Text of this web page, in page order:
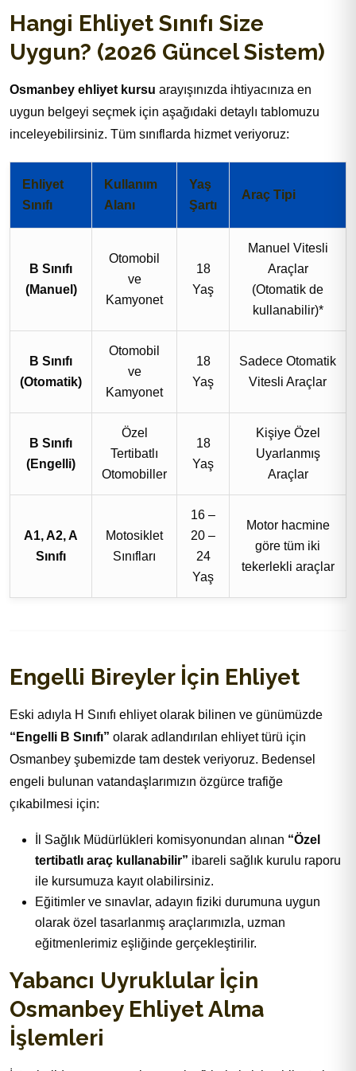
Hangi Ehliyet Sınıfı Size
Uygun? (2026 Güncel Sistem)
Osmanbey ehliyet kursu arayışınızda ihtiyacınıza en
uygun belgeyi seçmek için aşağıdaki detaylı tablomuzu
inceleyebilirsiniz. Tüm sınıflarda hizmet veriyoruz:
Ehliyet
Sınıfı
Kullanım
Alanı
Yaş
Şartı
Araç Tipi
B Sınıfı
(Manuel)
Otomobil
ve
Kamyonet
18
Yaş
Manuel Vitesli
Araçlar
(Otomatik de
kullanabilir)*
B Sınıfı
(Otomatik)
Otomobil
ve
Kamyonet
18
Yaş
Sadece Otomatik
Vitesli Araçlar
B Sınıfı
(Engelli)
Özel
Tertibatlı
Otomobiller
18
Yaş
Kişiye Özel
Uyarlanmış
Araçlar
A1, A2, A
Sınıfı
Motosiklet
Sınıfları
16 –
20 –
24
Yaş
Motor hacmine
göre tüm iki
tekerlekli araçlar
Engelli Bireyler İçin Ehliyet
Eski adıyla H Sınıfı ehliyet olarak bilinen ve günümüzde
“Engelli B Sınıfı” olarak adlandırılan ehliyet türü için
Osmanbey şubemizde tam destek veriyoruz. Bedensel
engeli bulunan vatandaşlarımızın özgürce trafiğe
çıkabilmesi için:
İl Sağlık Müdürlükleri komisyonundan alınan “Özel
tertibatlı araç kullanabilir” ibareli sağlık kurulu raporu
ile kursumuza kayıt olabilirsiniz.
Eğitimler ve sınavlar, adayın fiziki durumuna uygun
olarak özel tasarlanmış araçlarımızla, uzman
eğitmenlerimiz eşliğinde gerçekleştirilir.
Yabancı Uyruklular İçin
Osmanbey Ehliyet Alma
İşlemleri